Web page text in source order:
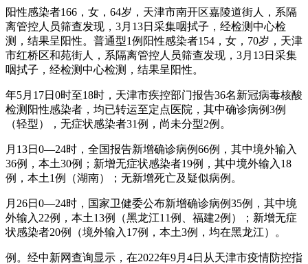
阳性感染者166，女，64岁，天津市南开区嘉陵道街人，系隔
离管控人员筛查发现，3月13日采集咽拭子，经检测中心检
测，结果呈阳性。普通型1例阳性感染者154，女，70岁，天津
市红桥区和苑街人，系隔离管控人员筛查发现，3月13日采集
咽拭子，经检测中心检测，结果呈阳性。
年5月17日0时至18时，天津市疾控部门报告36名新冠病毒核酸
检测阳性感染者，均已转运至定点医院，其中确诊病例3例
（轻型），无症状感染者31例，尚未分型2例。
月13日0—24时，全国报告新增确诊病例66例，其中境外输入
36例，本土30例；新增无症状感染者19例，其中境外输入18
例，本土1例（湖南）；无新增死亡及疑似病例。
月26日0—24时，国家卫健委公布新增确诊病例35例，其中境
外输入22例，本土13例（黑龙江11例、福建2例）；新增无症
状感染者20例（境外输入17例，本土3例，均在黑龙江）。
例。经中新网查询显示，在2022年9月4日从天津市疫情防控指